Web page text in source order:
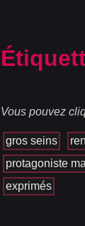
Vous pouvez
gros seins
protagoniste
exprimés